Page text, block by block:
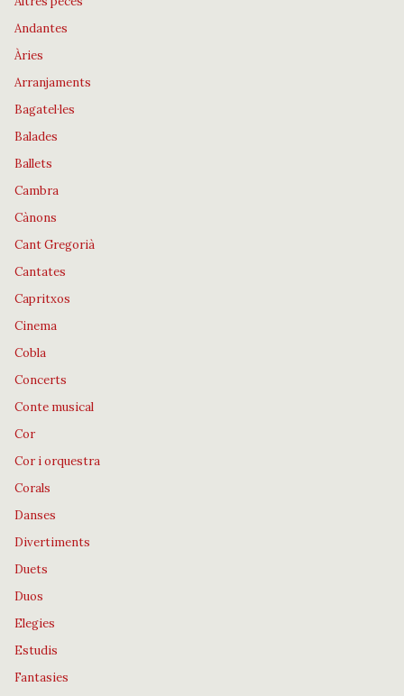
Andantes
Àries
Arranjaments
Bagatel·les
Balades
Ballets
Cambra
Cànons
Cant Gregorià
Cantates
Capritxos
Cinema
Cobla
Concerts
Conte musical
Cor
Cor i orquestra
Corals
Danses
Divertiments
Duets
Duos
Elegies
Estudis
Fantasies